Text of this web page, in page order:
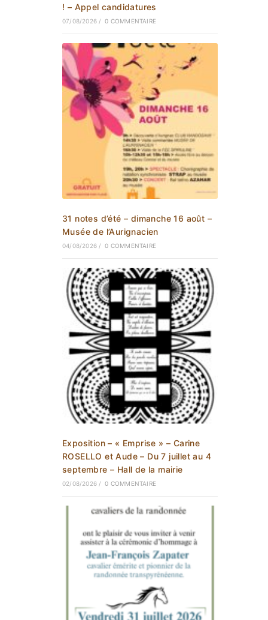
! – Appel candidatures
07/08/2026 / 0 COMMENTAIRE
31 notes d’été – dimanche 16 août –
Musée de l’Aurignacien
04/08/2026 / 0 COMMENTAIRE
Exposition – « Emprise » – Carine
ROSELLO et Aude – Du 7 juillet au 4
septembre – Hall de la mairie
02/08/2026 / 0 COMMENTAIRE